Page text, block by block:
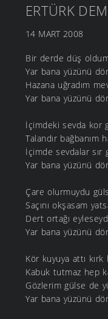
ERTÜRK
14 MART 2008
Bir derde düş
Yar bana yüzünü
Hazana uğradım
Yar bana yüzünü
İçimdeki sevda kor
Talandır bağbanım
İçimde sevdalar sır
Yar bana yüzünü
Çare olurmuydu
Saçını okşasam
Dert ortağı
Yar bana yüzünü
Kör kuyuya attı
Kabuk tutmaz hep
Gözlerim gülse de
Yar bana yüzünü